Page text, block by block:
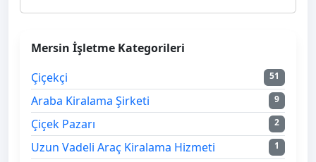
Mersin İşletme Kategorileri
Çiçekçi
51
Araba Kiralama Şirketi 9
Çiçek Pazarı 2
Uzun Vadeli Araç Kiralama Hizmeti 1